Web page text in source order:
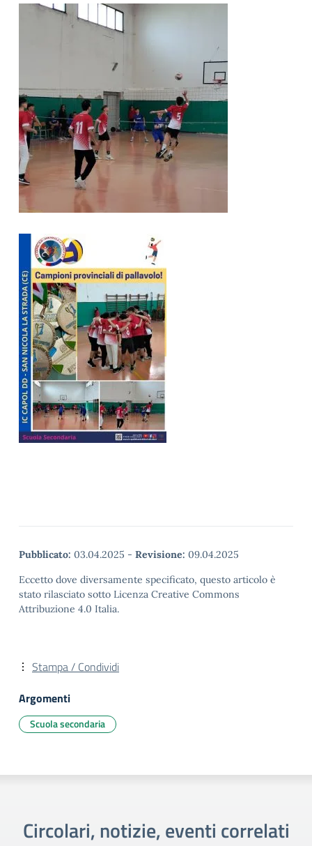
Pubblicato: 03.04.2025 - Revisione: 09.04.2025
Eccetto dove diversamente specificato, questo articolo è
stato rilasciato sotto Licenza Creative Commons
Attribuzione 4.0 Italia.
Stampa / Condividi
Argomenti
Scuola secondaria
Circolari, notizie, eventi correlati